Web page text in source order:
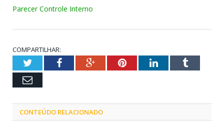
Parecer Controle Interno
COMPARTILHAR:
TwitterFacebookGoogle+PinterestLinkedInTumblr
Email
CONTEÚDO RELACIONADO